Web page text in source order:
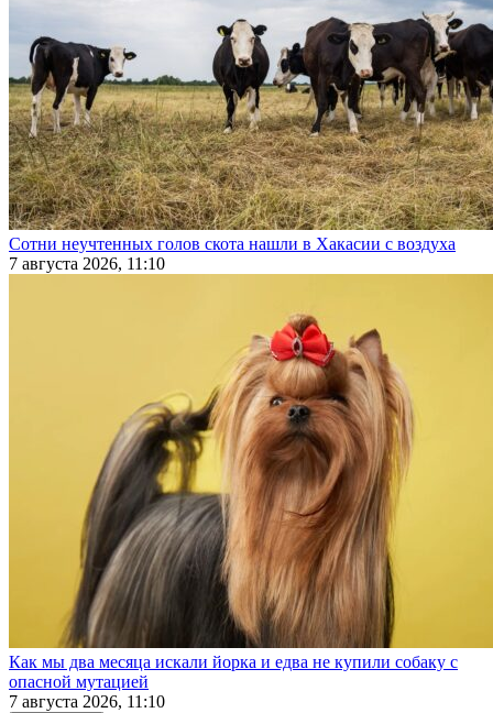
Сотни неучтенных голов скота нашли в Хакасии с воздуха
7 августа 2026, 11:10
Как мы два месяца искали йорка и едва не купили собаку с
опасной мутацией
7 августа 2026, 11:10